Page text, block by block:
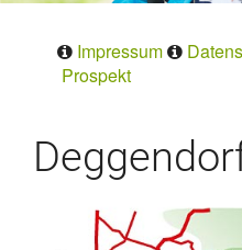
Impressum
Prospekt